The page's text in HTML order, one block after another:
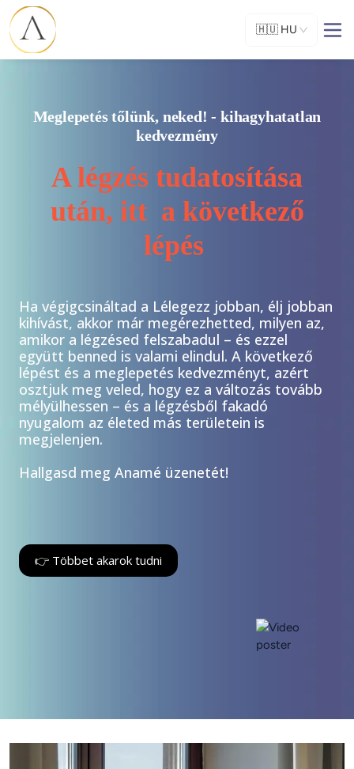
🇭🇺 HU
Meglepetés tőlünk, neked! - kihagyhatatlan
kedvezmény
A légzés tudatosítása
után, itt a következő
lépés
Ha végigcsináltad a Lélegezz jobban, élj jobban
kihívást, akkor már megérezhetted, milyen az,
amikor a légzésed felszabadul – és ezzel
együtt benned is valami elindul. A következő
lépést és a meglepetés kedvezményt, azért
osztjuk meg veled, hogy ez a változás tovább
mélyülhessen – és a légzésből fakadó
nyugalom az életed más területein is
megjelenjen.
Hallgasd meg Anamé üzenetét!
👉 Többet akarok tudni